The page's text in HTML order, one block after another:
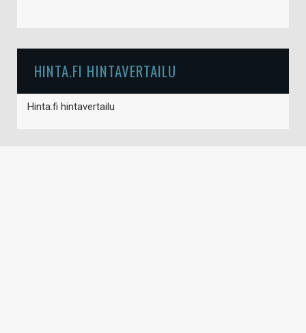
HINTA.FI HINTAVERTAILU
Hinta.fi hintavertailu